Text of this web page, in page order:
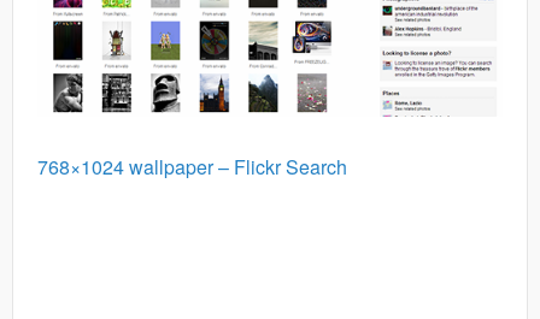
768×1024 wallpaper – Flickr Search